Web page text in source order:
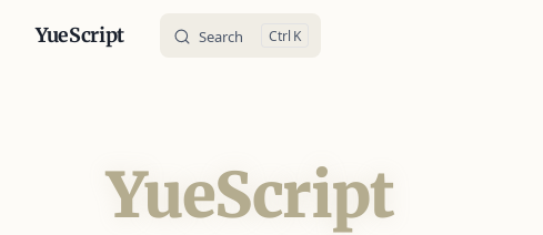
Skip to content
YueScript Search K
YueScript